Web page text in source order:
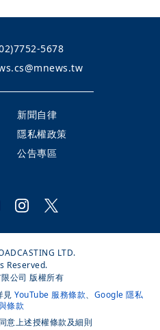
5678
新聞自律
隱私權政策
公告專區
LTD.
Reserved.
公司 版權所有
見 YouTube 服務條款、 Google 隱私
條款
意上述授權條款及細則